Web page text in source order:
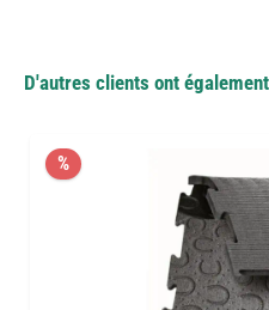
D'autres clients ont
%